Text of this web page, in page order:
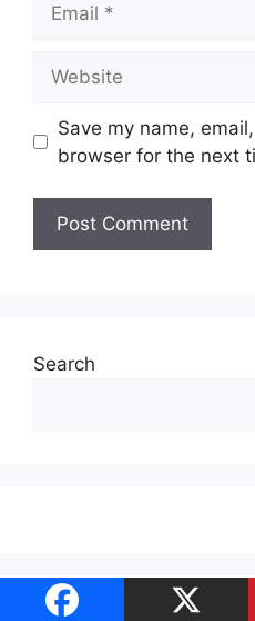
Save my name,
browser for the next
Search